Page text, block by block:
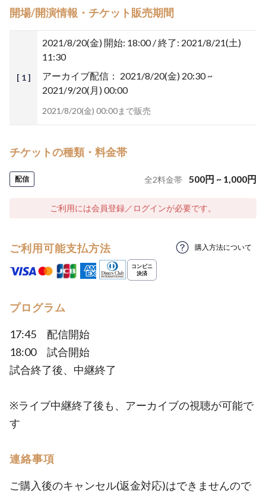
開場/開演情報・チケット販売期間
[ 1 ]
2021/8/20(金) 開始: 18:00 / 終了: 2021/8/21(土)
11:30
アーカイブ配信： 2021/8/20(金) 20:30 ~
2021/9/20(月) 00:00
2021/8/20(金) 00:00まで販売
チケットの種類・料金帯
配信 全2料金帯 500円 ~ 1,000円
ご利用には会員登録／ログインが必要です。
ご利用可能支払方法 購入方法について
プログラム
17:45 配信開始
18:00 試合開始
試合終了後、中継終了
※ライブ中継終了後も、アーカイブの視聴が可能で
す
連絡事項
ご購入後のキャンセル(返金対応)はできませんので